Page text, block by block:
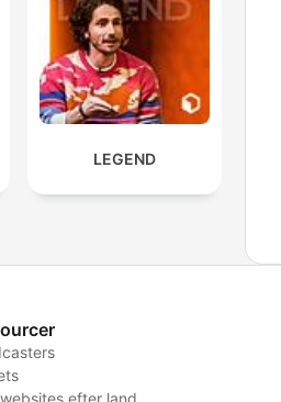
LEGEND
efter land